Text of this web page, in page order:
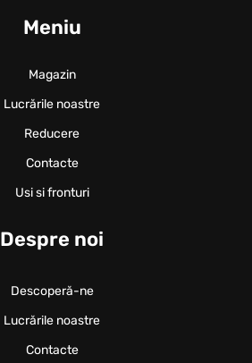
Meniu
Magazin
Lucrările noastre
Reducere
Contacte
Usi si fronturi
Despre noi
Descoperă-ne
Lucrările noastre
Contacte